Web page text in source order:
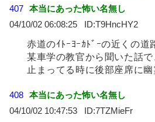
407 本当にあった怖い名無し
04/10/02 06:08:25
T9HncHY2
赤道のｲﾄｰﾖｰｶﾄﾞｰの近くの道
某車学の教官から聞いた話
止まってる時に後部座席に幽
408 本当にあった怖い名無し
04/10/02 10:47:53
7TZMieFr